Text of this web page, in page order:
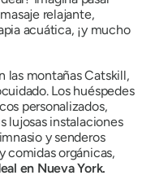
relajante,
acuática, ¡y mucho
las montañas Catskill,
Los huéspedes
personalizados,
lujosas instalaciones
y senderos
comidas orgánicas,
en Nueva York.